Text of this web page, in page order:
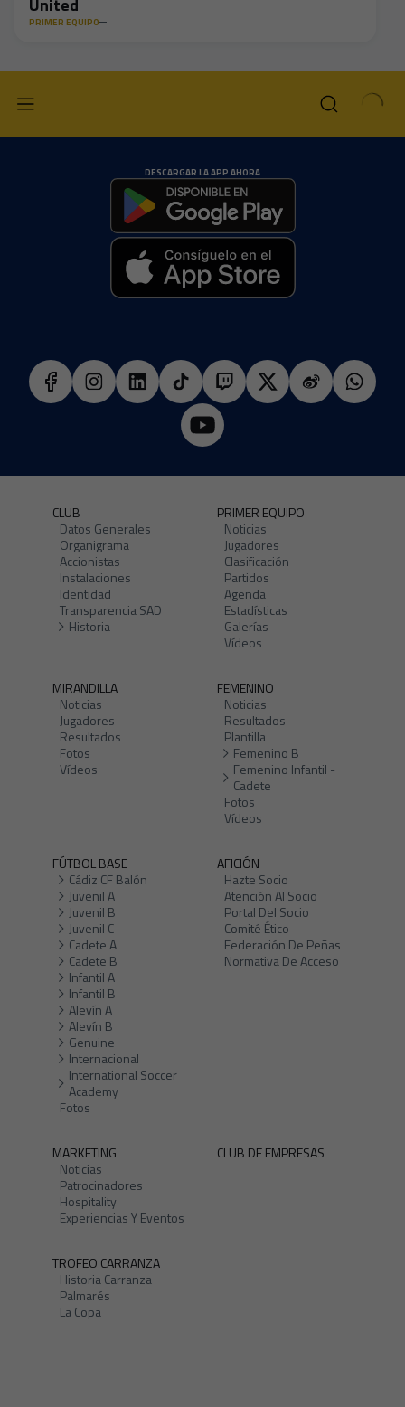
United
PRIMER EQUIPO
DESCARGAR LA APP AHORA
CLUB
Datos Generales
Organigrama
Accionistas
Instalaciones
Identidad
Transparencia SAD
Historia
PRIMER EQUIPO
Noticias
Jugadores
Clasificación
Partidos
Agenda
Estadísticas
Galerías
Vídeos
MIRANDILLA
Noticias
Jugadores
Resultados
Fotos
Vídeos
FEMENINO
Noticias
Resultados
Plantilla
Femenino B
Femenino Infantil -
Cadete
Fotos
Vídeos
FÚTBOL BASE
Cádiz CF Balón
Juvenil A
Juvenil B
Juvenil C
Cadete A
Cadete B
Infantil A
Infantil B
Alevín A
Alevín B
Genuine
Internacional
International Soccer
Academy
Fotos
AFICIÓN
Hazte Socio
Atención Al Socio
Portal Del Socio
Comité Ético
Federación De Peñas
Normativa De Acceso
MARKETING
Noticias
Patrocinadores
Hospitality
Experiencias Y Eventos
CLUB DE EMPRESAS
TROFEO CARRANZA
Historia Carranza
Palmarés
La Copa